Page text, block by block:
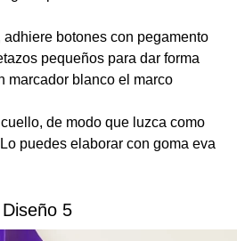
adhiere botones con pegamento
pequeños para dar forma
marcador blanco el marco
de modo que luzca como
puedes elaborar con goma eva
Diseño 5